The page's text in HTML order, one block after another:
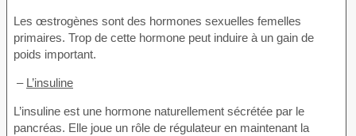
Les œstrogènes sont des hormones sexuelles femelles
primaires. Trop de cette hormone peut induire à un gain de
poids important.
– L’insuline
L’insuline est une hormone naturellement sécrétée par le
pancréas. Elle joue un rôle de régulateur en maintenant la